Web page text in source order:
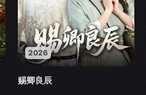
2026
赐卿良辰